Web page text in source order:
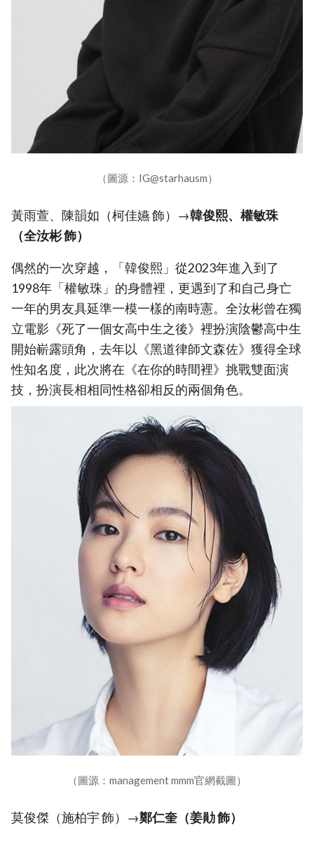
（圖源：IG@starhausm）
黃雨萱、陳韻如（柯佳嬿 飾）→韓俊熙、權敏珠
（全汝彬 飾）
偶然的一次穿越，「韓俊熙」從2023年進入到了
1998年「權敏珠」的身體裡，更遇到了和自己身亡
一年的男友具延準一模一樣的南時憲。全汝彬曾在獨
立電影《死了一個女高中生之後》裡扮演陰鬱高中生
開始嶄露頭角，去年以《黑道律師文森佐》獲得全球
性知名度，此次將在《在你的時間裡》挑戰雙面演
技，扮演長相相同性格卻相反的兩個角色。
（圖源：management mmm官網截圖）
莫俊傑（施柏宇 飾）→鄭仁奎（姜勛 飾）